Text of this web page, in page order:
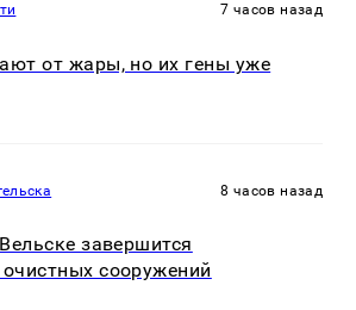
7 часов назад
от жары, но их гены уже
8 часов назад
завершится
сооружений